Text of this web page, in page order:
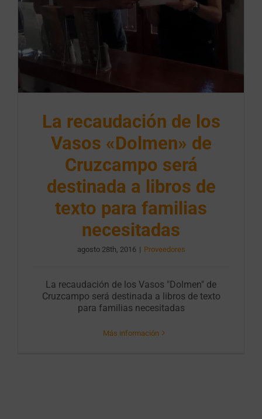
La recaudación de los
Vasos «Dolmen» de
Cruzcampo será
destinada a libros de
texto para familias
necesitadas
agosto 28th, 2016 | Proveedores
La recaudación de los Vasos "Dolmen" de
Cruzcampo será destinada a libros de texto
para familias necesitadas
Más información